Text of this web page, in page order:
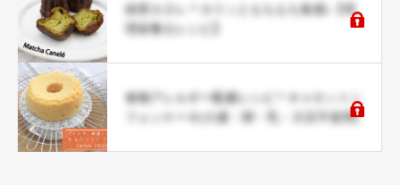
抹茶カヌレ＊カリッともちもち食感♪【管
理栄養士レシピ】
食物アレルギー配慮レシピ＊キャロットシ
フォンケーキ(小麦・卵・乳・大豆不使用)